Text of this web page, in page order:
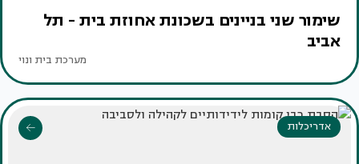
שימור שני בניינים בשכונת אחוזת בית - תל
אביב
מערכת בית ונוי
אדריכלות